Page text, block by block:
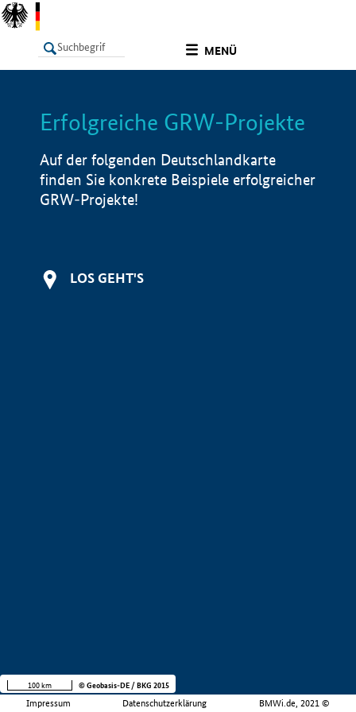
MENÜ
LISTE Info
Erfolgreiche GRW-Projekte
Auf der folgenden Deutschlandkarte
finden Sie konkrete Beispiele erfolgreicher
GRW-Projekte!
LOS GEHT'S
Impressum Datenschutzerklärung BMWi.de, 2021 ©
100 km © Geobasis-DE / BKG 2015